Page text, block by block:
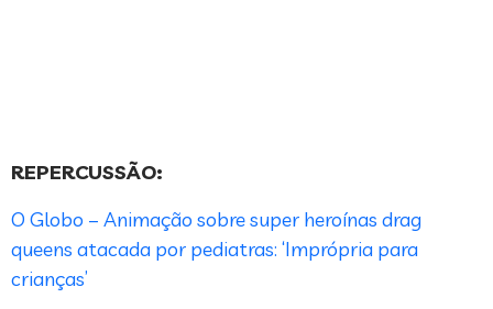
REPERCUSSÃO:
O Globo – Animação sobre super heroínas drag
queens atacada por pediatras: ‘Imprópria para
crianças’